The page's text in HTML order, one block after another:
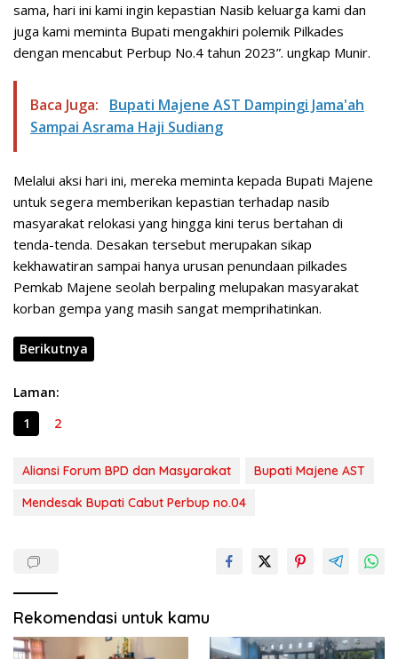
sama, hari ini kami ingin kepastian Nasib keluarga kami dan
juga kami meminta Bupati mengakhiri polemik Pilkades
dengan mencabut Perbup No.4 tahun 2023”. ungkap Munir.
Baca Juga:
Bupati Majene AST Dampingi Jama'ah
Sampai Asrama Haji Sudiang
Melalui aksi hari ini, mereka meminta kepada Bupati Majene
untuk segera memberikan kepastian terhadap nasib
masyarakat relokasi yang hingga kini terus bertahan di
tenda-tenda. Desakan tersebut merupakan sikap
kekhawatiran sampai hanya urusan penundaan pilkades
Pemkab Majene seolah berpaling melupakan masyarakat
korban gempa yang masih sangat memprihatinkan.
Berikutnya
Laman:
1
2
Aliansi Forum BPD dan Masyarakat
Bupati Majene AST
Mendesak Bupati Cabut Perbup no.04
Rekomendasi untuk kamu